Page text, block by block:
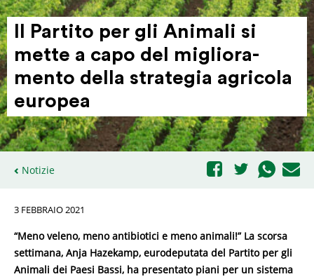
Il Partito per gli Animali si
mette a capo del migli­o­ra­
mento della strategia agricola
europea
Notizie
3 FEBBRAIO 2021
“Meno veleno, meno antibiotici e meno animali!” La scorsa
settimana, Anja Hazekamp, ​​eurodeputata del Partito per gli
Animali dei Paesi Bassi, ha presentato piani per un sistema